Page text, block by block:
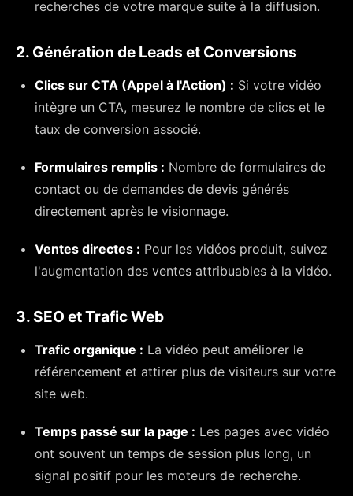
recherches de votre marque suite à la diffusion.
2. Génération de Leads et Conversions
Clics sur CTA (Appel à l'Action) : Si votre vidéo
intègre un CTA, mesurez le nombre de clics et le
taux de conversion associé.
Formulaires remplis : Nombre de formulaires de
contact ou de demandes de devis générés
directement après le visionnage.
Ventes directes : Pour les vidéos produit, suivez
l'augmentation des ventes attribuables à la vidéo.
3. SEO et Trafic Web
Trafic organique : La vidéo peut améliorer le
référencement et attirer plus de visiteurs sur votre
site web.
Temps passé sur la page : Les pages avec vidéo
ont souvent un temps de session plus long, un
signal positif pour les moteurs de recherche.